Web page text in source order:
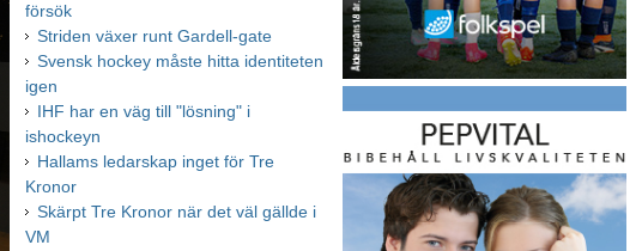
försök
Striden växer runt Gardell-gate
Svensk hockey måste hitta identiteten
igen
IHF har en väg till "lösning" i
ishockeyn
Hallams ledarskap inget för Tre
Kronor
Skärpt Tre Kronor när det väl gällde i
VM